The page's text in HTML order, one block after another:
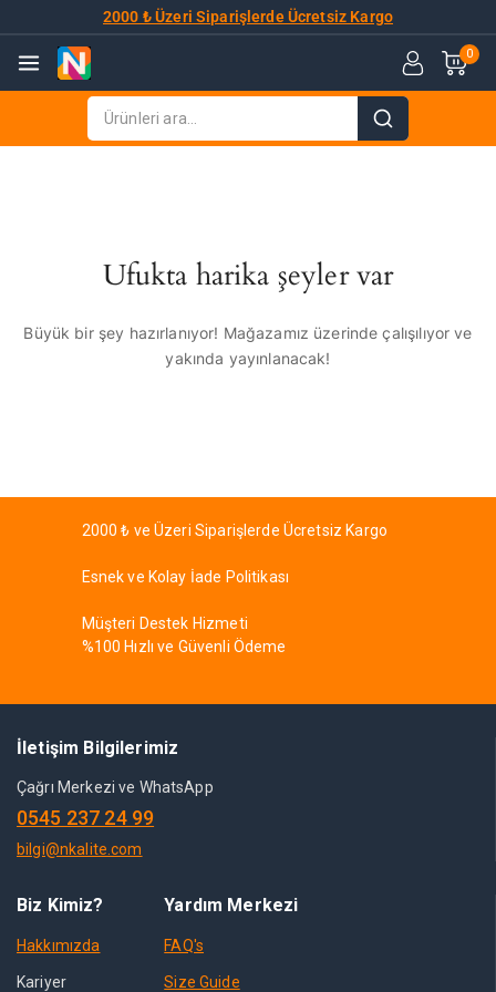
2000 ₺ Üzeri Siparişlerde Ücretsiz Kargo
0
Ufukta harika şeyler var
Büyük bir şey hazırlanıyor! Mağazamız üzerinde çalışılıyor ve
yakında yayınlanacak!
2000 ₺ ve Üzeri Siparişlerde Ücretsiz Kargo
Esnek ve Kolay İade Politikası
Müşteri Destek Hizmeti
%100 Hızlı ve Güvenli Ödeme
İletişim Bilgilerimiz
Çağrı Merkezi ve WhatsApp
0545 237 24 99
bilgi@nkalite.com
Biz Kimiz?
Hakkımızda
Kariyer
Yardım Merkezi
FAQ's
Size Guide